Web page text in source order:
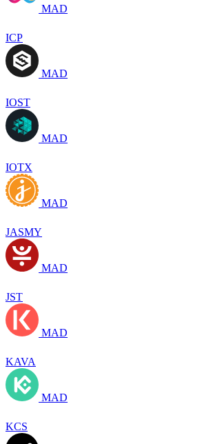
MAD
ICP
MAD
IOST
MAD
IOTX
MAD
JASMY
MAD
JST
MAD
KAVA
MAD
KCS